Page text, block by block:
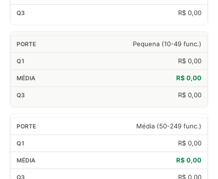
R$ 0,00
Pequena (10-49 func.)
R$ 0,00
R$ 0,00
R$ 0,00
Média (50-249 func.)
R$ 0,00
R$ 0,00
R$ 0,00